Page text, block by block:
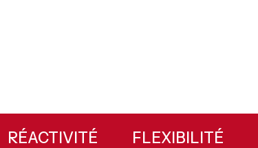
RÉACTIVITÉ FLEXIBILITÉ